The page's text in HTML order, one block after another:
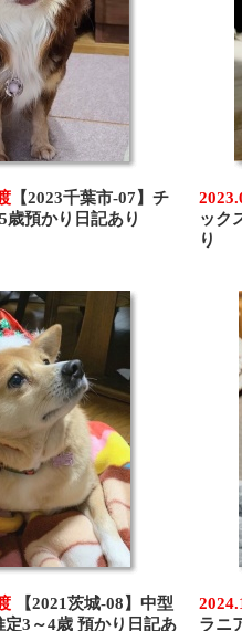
【2023千葉市-07】チ
歳預かり日記あり
ック
り
【2021茨城-08】中型
3～4歳 預かり日記あ
ラニ